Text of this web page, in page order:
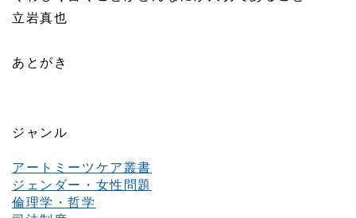
立岩真也
あとがき
ジャンル
アートミーツケア叢書
ジェンダー・女性問題
倫理学・哲学